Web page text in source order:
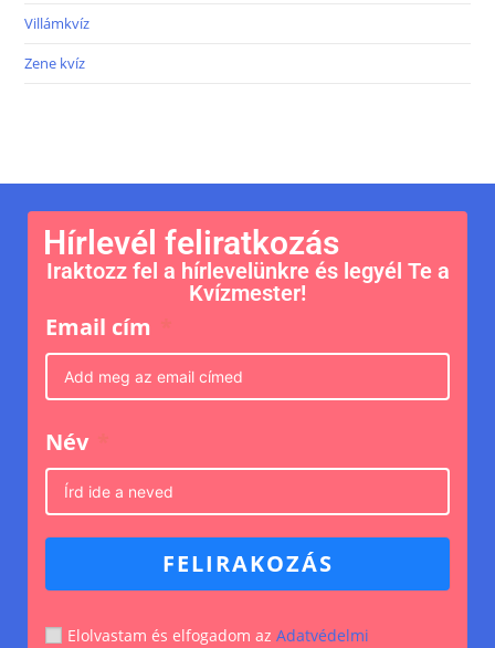
Villámkvíz
Zene kvíz
Hírlevél feliratkozás
Iraktozz fel a hírlevelünkre és legyél Te a
Kvízmester!
Email cím
Név
FELIRAKOZÁS
Elolvastam és elfogadom az Adatvédelmi